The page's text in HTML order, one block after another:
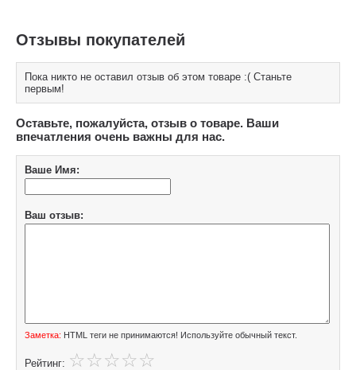
Отзывы покупателей
Пока никто не оставил отзыв об этом товаре :( Станьте
первым!
Оставьте, пожалуйста, отзыв о товаре. Ваши
впечатления очень важны для нас.
Ваше Имя:
Ваш отзыв:
Заметка: HTML теги не принимаются! Используйте обычный текст.
Рейтинг: